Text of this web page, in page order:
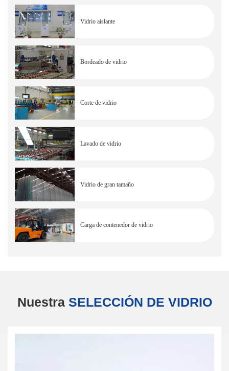
Vidrio aislante
Bordeado de vidrio
Corte de vidrio
Lavado de vidrio
Vidrio de gran tamaño
Carga de contenedor de vidrio
Nuestra SELECCIÓN DE VIDRIO